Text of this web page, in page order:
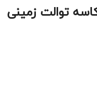
توالت زمینی